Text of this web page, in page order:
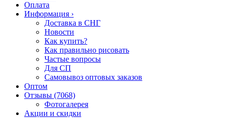
Оплата
Информация ›
Доставка в СНГ
Новости
Как купить?
Как правильно рисовать
Частые вопросы
Для СП
Самовывоз оптовых заказов
Оптом
Отзывы (7068)
Фотогалерея
Акции и скидки